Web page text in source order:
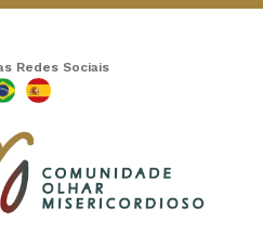
Redes Sociais